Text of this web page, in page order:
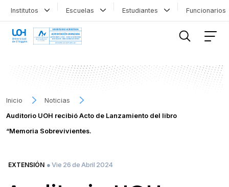
Institutos Escuelas Estudiantes
Inicio
Noticias
Auditorio UOH recibió Acto de Lanzamiento del libro
“Memoria Sobrevivientes.
EXTENSIÓN ● Vie 26 de Abril 2024